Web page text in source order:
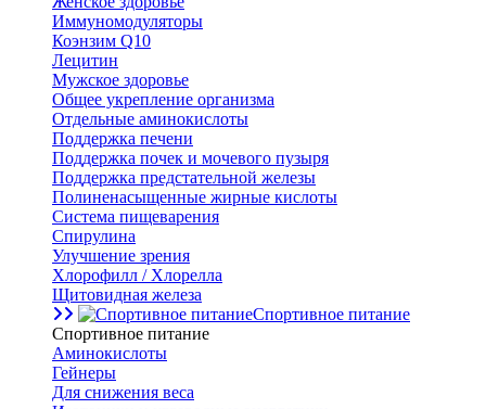
Иммуномодуляторы
Коэнзим Q10
Лецитин
Мужское здоровье
Общее укрепление организма
Отдельные аминокислоты
Поддержка печени
Поддержка почек и мочевого пузыря
Поддержка предстательной железы
Полиненасыщенные жирные кислоты
Система пищеварения
Спирулина
Улучшение зрения
Хлорофилл / Хлорелла
Щитовидная железа
Спортивное питание
Спортивное питание
Аминокислоты
Гейнеры
Для снижения веса